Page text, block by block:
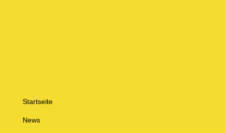
Startseite
News